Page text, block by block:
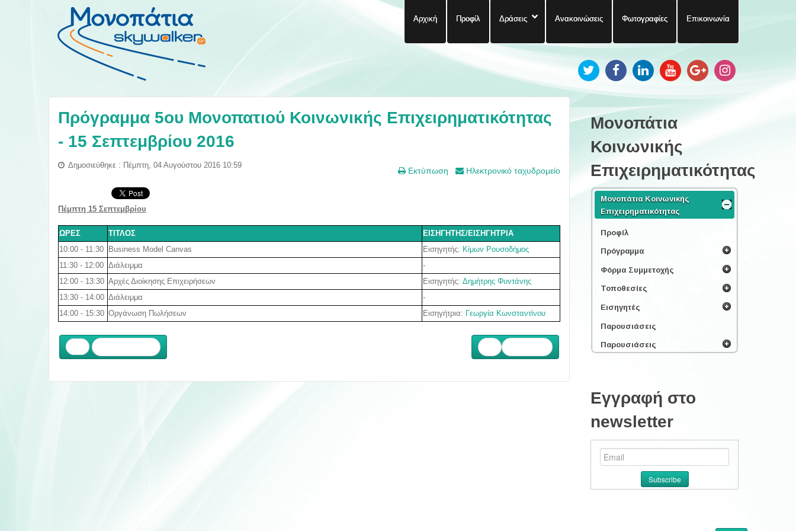
Αρχική Προφίλ Δράσεις Ανακοινώσεις Φωτογραφίες Επικοινωνία
Πρόγραμμα 5ου Μονοπατιού Κοινωνικής Επιχειρηματικότητας
- 15 Σεπτεμβρίου 2016
Εκτύπωση Ηλεκτρονικό ταχυδρομείο
Δημοσιεύθηκε : Πέμπτη, 04 Αυγούστου 2016 10:59
Πέμπτη 15 Σεπτεμβρίου
ΩΡΕΣ ΤΙΤΛΟΣ
ΕΙΣΗΓΗΤΗΣ/ΕΙΣΗΓΗΤΡΙΑ
10:00 - 11:30
Business Model Canvas Εισηγητής: Κίμων Ρουσοδήμος
11:30 - 12:00 Διάλειμμα
-
12:00 - 13:30 Αρχές Διοίκησης Επιχειρήσεων Εισηγητής: Δημήτρης Φυντάνης
13:30 - 14:00 Διάλειμμα
-
14:00 - 15:30 Οργάνωση Πωλήσεων Εισηγήτρια: Γεωργία Κωνσταντίνου
Μονοπάτια
Κοινωνικής
Επιχειρηματικότητας
Μονοπάτια Κοινωνικής
Επιχειρηματικότητας
Προφίλ
Πρόγραμμα
Φόρμα Συμμετοχής
Τοποθεσίες
Εισηγητές
Παρουσιάσεις
Παρουσιάσεις
Εγγραφή στο
newsletter